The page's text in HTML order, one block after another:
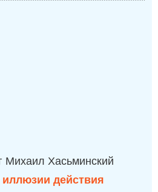
Михаил Хасьминский
действия